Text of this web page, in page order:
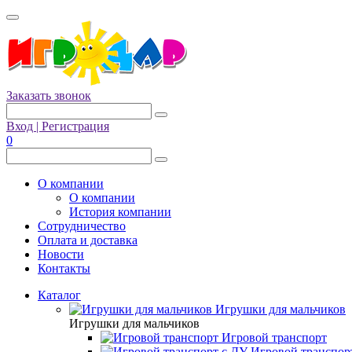
Заказать звонок
Вход | Регистрация
0
О компании
О компании
История компании
Сотрудничество
Оплата и доставка
Новости
Контакты
Каталог
Игрушки для мальчиков
Игрушки для мальчиков
Игровой транспорт